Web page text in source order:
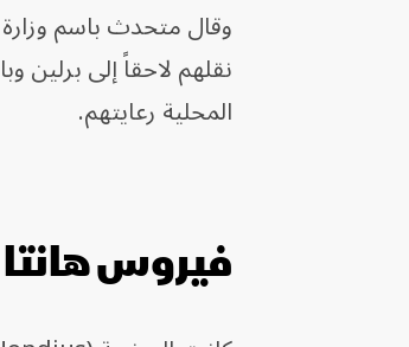
وقال متحدث باسم
نقلهم لاحقاً إلى برلين
المحلية رعايتهم.
فيروس هانتا